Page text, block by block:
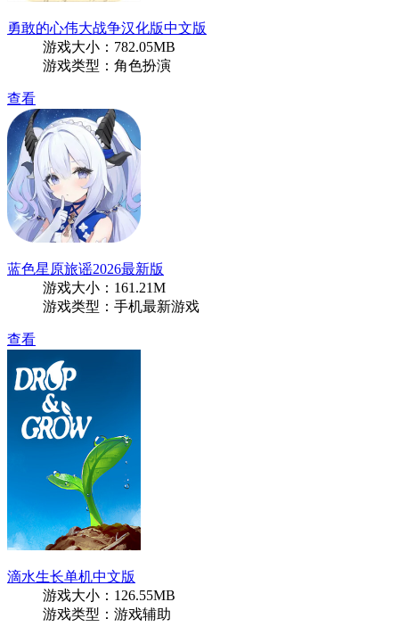
勇敢的心伟大战争汉化版中文版
游戏大小：782.05MB
游戏类型：角色扮演
查看
蓝色星原旅谣2026最新版
游戏大小：161.21M
游戏类型：手机最新游戏
查看
滴水生长单机中文版
游戏大小：126.55MB
游戏类型：游戏辅助